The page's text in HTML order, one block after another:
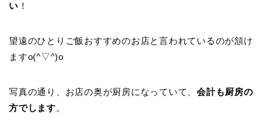
い ！
望遠のひとりご飯おすすめのお店と言われているのが頷け
ますo(^▽^)o
写真の通り、お店の奥が厨房になっていて、会計も厨房の
方でします。